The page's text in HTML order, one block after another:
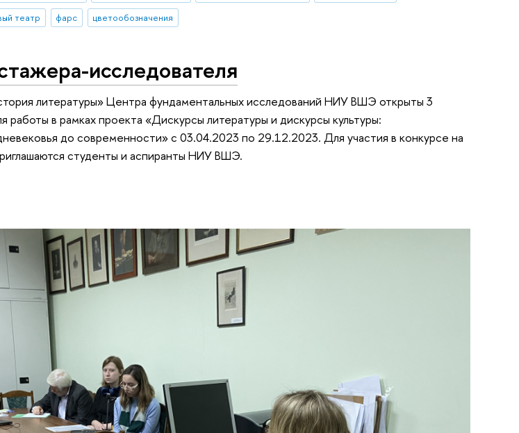
театр фарс цветообозначения
исследователя
литературы» Центра фундаментальных исследований НИУ ВШЭ открыты 3
работы в рамках проекта «Дискурсы литературы и дискурсы культуры:
до современности» с 03.04.2023 по 29.12.2023. Для участия в конкурсе на
студенты и аспиранты НИУ ВШЭ.